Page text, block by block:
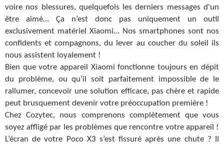
voire nos blessures, quelquefois les derniers messages d'un
être aimé… Ça n’est donc pas uniquement un outil
exclusivement matériel Xiaomi… Nos smartphones sont nos
confidents et compagnons, du lever au coucher du soleil ils
nous assistent loyalement !
Bien que votre appareil Xiaomi fonctionne toujours en dépit
du problème, ou qu’il soit parfaitement impossible de le
rallumer, concevoir une solution efficace, pas chère et rapide
peut brusquement devenir votre préoccupation première !
Chez Cozytec, nous comprenons complètement que vous
soyez affligé par les problèmes que rencontre votre appareil !
L’écran de votre Poco X3 s’est fissuré après une chute ? Il